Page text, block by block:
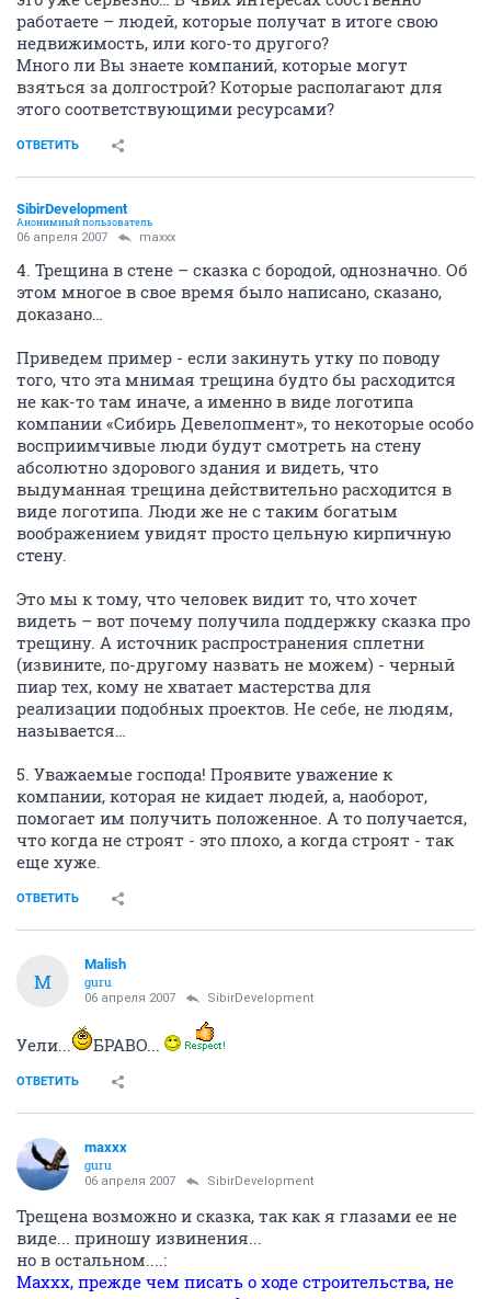
работаете – людей, которые получат в итоге свою
недвижимость, или кого-то другого?
Много ли Вы знаете компаний, которые могут
взяться за долгострой? Которые располагают для
этого соответствующими ресурсами?
ОТВЕТИТЬ
SibirDevelopment
Анонимный пользователь
06 апреля 2007 maxxx
4. Трещина в стене – сказка с бородой, однозначно. Об
этом многое в свое время было написано, сказано,
доказано…
Приведем пример - если закинуть утку по поводу
того, что эта мнимая трещина будто бы расходится
не как-то там иначе, а именно в виде логотипа
компании «Сибирь Девелопмент», то некоторые особо
восприимчивые люди будут смотреть на стену
абсолютно здорового здания и видеть, что
выдуманная трещина действительно расходится в
виде логотипа. Люди же не с таким богатым
воображением увидят просто цельную кирпичную
стену.
Это мы к тому, что человек видит то, что хочет
видеть – вот почему получила поддержку сказка про
трещину. А источник распространения сплетни
(извините, по-другому назвать не можем) - черный
пиар тех, кому не хватает мастерства для
реализации подобных проектов. Не себе, не людям,
называется…
5. Уважаемые господа! Проявите уважение к
компании, которая не кидает людей, а, наоборот,
помогает им получить положенное. А то получается,
что когда не строят - это плохо, а когда строят - так
еще хуже.
ОТВЕТИТЬ
M
Malish
guru
06 апреля 2007 SibirDevelopment
Уели... БРАВО...
ОТВЕТИТЬ
maxxx
guru
06 апреля 2007 SibirDevelopment
Трещена возможно и сказка, так как я глазами ее не
виде... приношу извинения...
но в остальном....:
Maxxx, прежде чем писать о ходе строительства, не